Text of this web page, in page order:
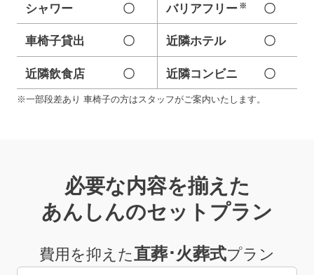
シャワー 〇 バリアフリー ※ 〇
車椅子貸出 〇 近隣ホテル 〇
近隣飲食店 〇 近隣コンビニ 〇
※一部段差あり 車椅子の方はスタッフがご案内いたします。
必要な内容を揃えた
あんしんのセットプラン
費用を抑えた 直葬･火葬式プラン